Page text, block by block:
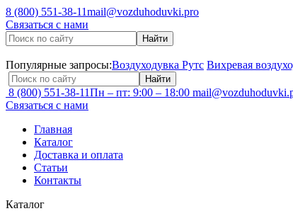
8 (800) 551-38-11mail@vozduhoduvki.pro
Связаться с нами
Популярные запросы:Воздуходувка Рутс Вихревая
8 (800) 551-38-11Пн – пт: 9:00 – 18:00
Связаться с нами
Главная
Каталог
Доставка и оплата
Статьи
Контакты
Каталог